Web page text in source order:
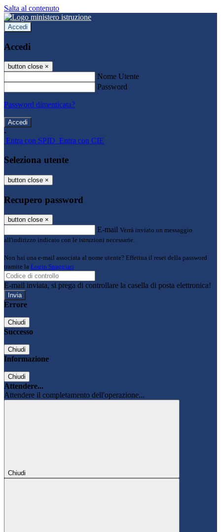
Salta al contenuto
Accedi
Accedi
button close ×
Nome Utente
Password
Password dimenticata?
-
Entra con SPID Entra con CIE
Seleziona utente
button close ×
Recupero password
button close ×
E-mail Verrà inviato un messaggio
all'indirizzo indicato con le istruzioni necessarie.
Non hai una e-mail associata al nome utente? Effettua il reset della password
tramite la Login Spaggiari
E-mail inviata, si prega di controllare la casella di posta elettronica!
Errore
Chiudi
Successo
Chiudi
Informazione
Chiudi
Attendere...
Attendere il completamento dell'operazione...
Chiudi